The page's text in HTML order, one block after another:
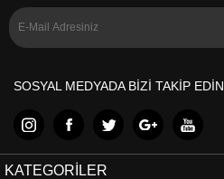
SOSYAL MEDYADA BİZİ TAKİP EDİN
KATEGORILER